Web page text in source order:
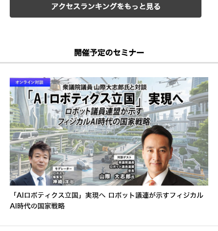
アクセスランキングをもっと見る
開催予定のセミナー
「AIロボティクス立国」実現へ ロボット議連が示すフィジカル
AI時代の国家戦略